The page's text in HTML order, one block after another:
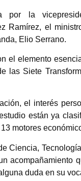
por la
Ramírez, el
Elio Serrano.
el elemento
las Siete
el interés
están ya
motores
Ciencia,
acompañamiento
duda en su